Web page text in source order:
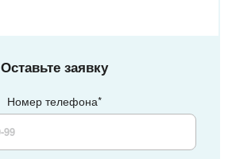
Оставьте заявку
Номер телефона*